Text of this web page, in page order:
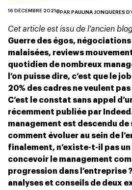
16 DÉCEMBRE 2021 PAR PAULINA JONQUÈRES
Cet article est issu de l'ancien
Guerre des égos,
malaisées, reviews
quotidien de nombreux
l’on puisse dire, c’est que le
20% des cadres ne veulent pas
C’est le constat sans appel
récemment publiée par
management est descendu de
comment évoluer au sein de
finalement, n’existe-t-il pas
concevoir le management
progression dans l’entreprise
analyses et conseils de deux